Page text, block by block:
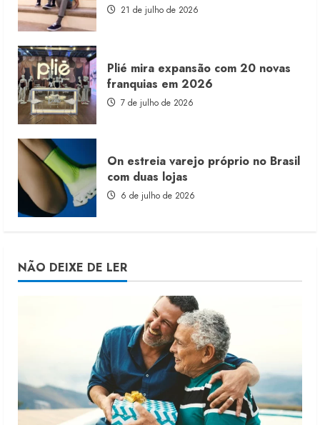
21 de julho de 2026
Plié mira expansão com 20 novas
franquias em 2026
7 de julho de 2026
On estreia varejo próprio no Brasil
com duas lojas
6 de julho de 2026
NÃO DEIXE DE LER